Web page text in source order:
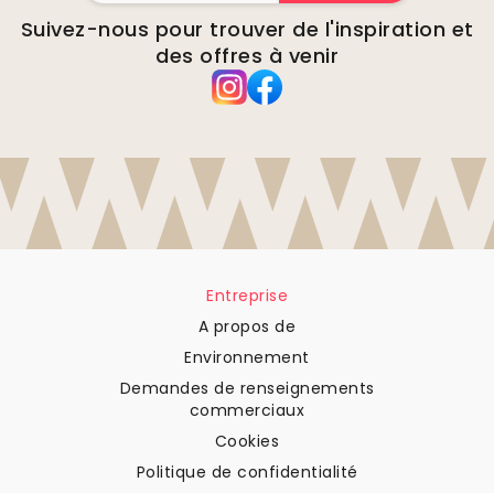
Suivez-nous pour trouver de l'inspiration et
des offres à venir
Entreprise
A propos de
Environnement
Demandes de renseignements
commerciaux
Cookies
Politique de confidentialité